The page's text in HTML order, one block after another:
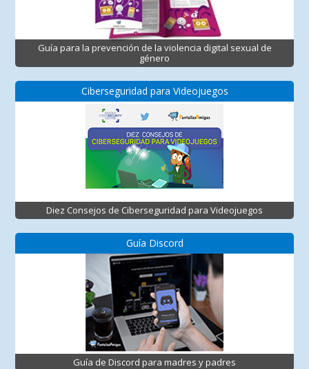
Guía para la prevención de la violencia digital sexual de
género
Ciberseguridad para Videojuegos
Diez Consejos de Ciberseguridad para Videojuegos
Guía Discord
Guía de Discord para madres y padres